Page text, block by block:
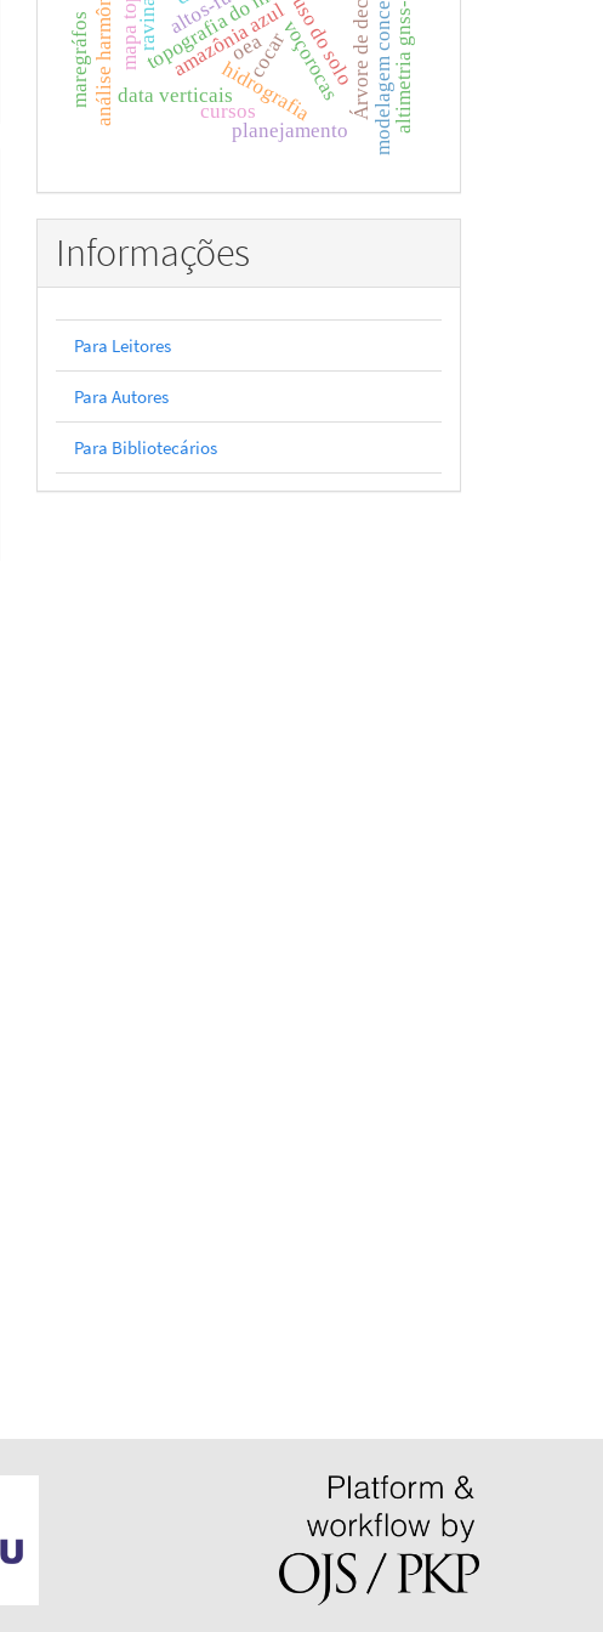
data verticais
amazônia azulvoçorocas
ravinas uso do soloÁrvore de decisãomodelagem conceitual
análise harmônica altimetria gnss-r
maregráfos hidrografia
planejamento
cocar
oea
cursos
Informações
Para Leitores
Para Autores
Para Bibliotecários